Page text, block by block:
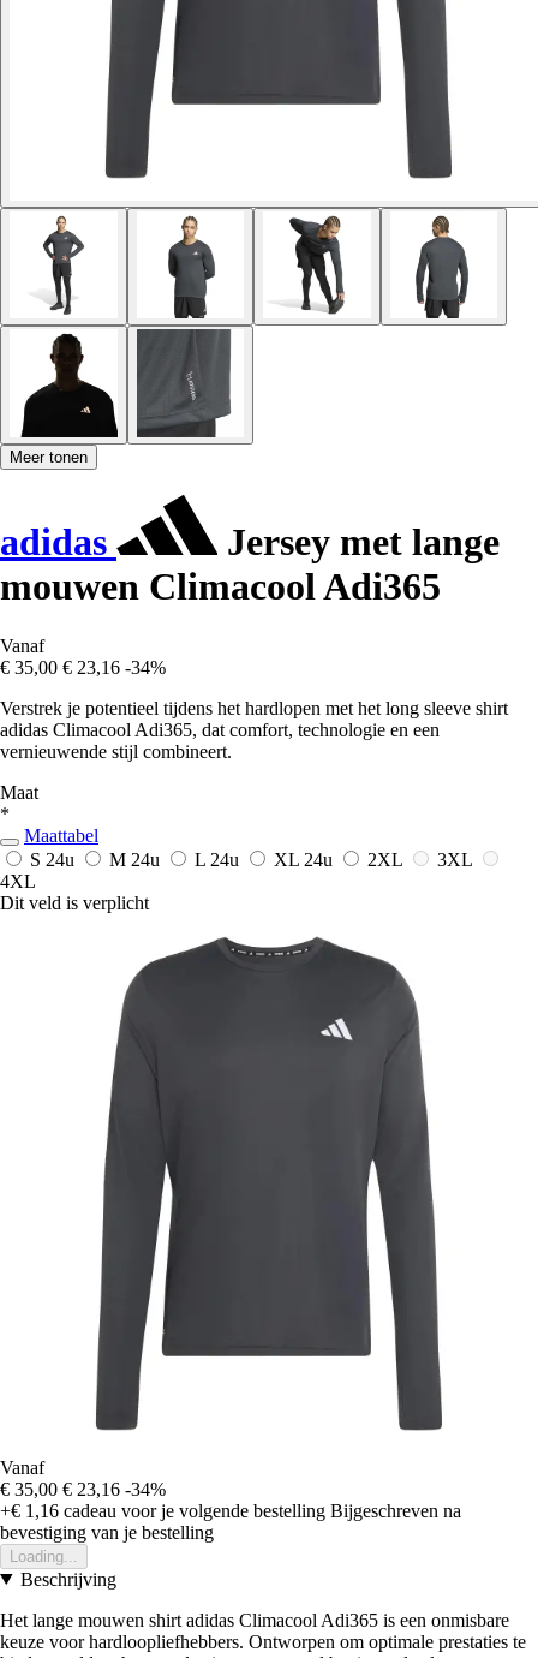
Meer tonen
adidas
Jersey met lange
mouwen Climacool Adi365
Vanaf
€ 35,00 € 23,16 -34%
Verstrek je potentieel tijdens het hardlopen met het long sleeve shirt
adidas Climacool Adi365, dat comfort, technologie en een
vernieuwende stijl combineert.
Maat
*
Maattabel
S 24u M 24u L 24u XL 24u 2XL
3XL
4XL
Dit veld is verplicht
Vanaf
€ 35,00 € 23,16 -34%
+€ 1,16 cadeau voor je volgende bestelling Bijgeschreven na
bevestiging van je bestelling
Loading...
Beschrijving
Het lange mouwen shirt adidas Climacool Adi365 is een onmisbare
keuze voor hardloopliefhebbers. Ontworpen om optimale prestaties te